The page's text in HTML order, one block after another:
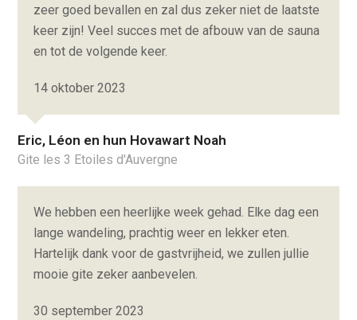
zeer goed bevallen en zal dus zeker niet de laatste
keer zijn! Veel succes met de afbouw van de sauna
en tot de volgende keer.
14 oktober 2023
Eric, Léon en hun Hovawart Noah
Gite les 3 Etoiles d'Auvergne
We hebben een heerlijke week gehad. Elke dag een
lange wandeling, prachtig weer en lekker eten.
Hartelijk dank voor de gastvrijheid, we zullen jullie
mooie gite zeker aanbevelen.
30 september 2023